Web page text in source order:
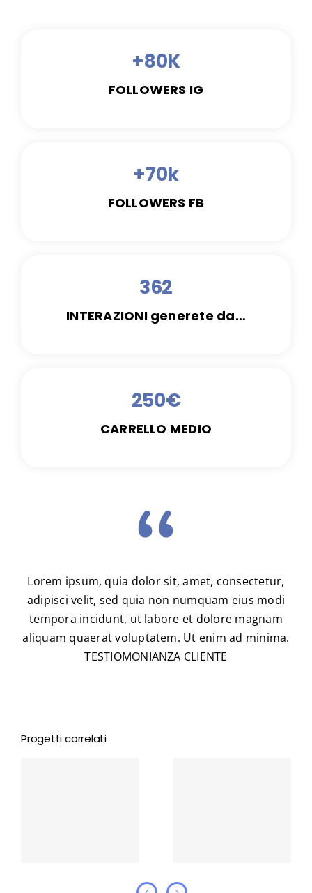
+80K
FOLLOWERS IG
+70k
FOLLOWERS FB
362
INTERAZIONI generete da…
250€
CARRELLO MEDIO
“
Lorem ipsum, quia dolor sit, amet, consectetur,
adipisci velit, sed quia non numquam eius modi
tempora incidunt, ut labore et dolore magnam
aliquam quaerat voluptatem. Ut enim ad minima.
TESTIOMONIANZA CLIENTE
Progetti correlati